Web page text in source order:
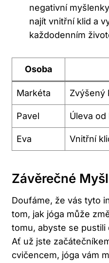
negativní
najít vnitřní klid a
každodenním
Osoba
Markéta Zvýšený
Pavel Úleva
Eva Vnitřní
Závěrečné
Doufáme, že vás tyto
tom, jak jóga může
tomu, abyste se pustili
Ať už jste
cvičencem, jóga vám